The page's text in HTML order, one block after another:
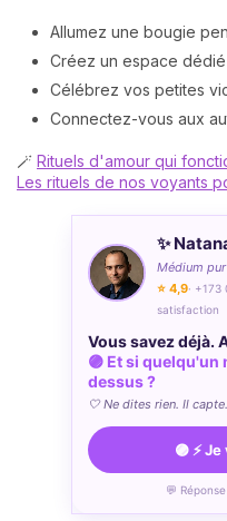
Allumez une bougie
Créez un espace
Célébrez vos petites
Connectez-vous aux
🪄 Rituels d'amour qui
Les rituels de nos voyants
✨
Médium
⭐ 4,9· +173
satisfaction
Vous savez déjà.
🟣 Et si
dessus ?
🤍 Ne dites rien. Il
🟣 ⚡
💬